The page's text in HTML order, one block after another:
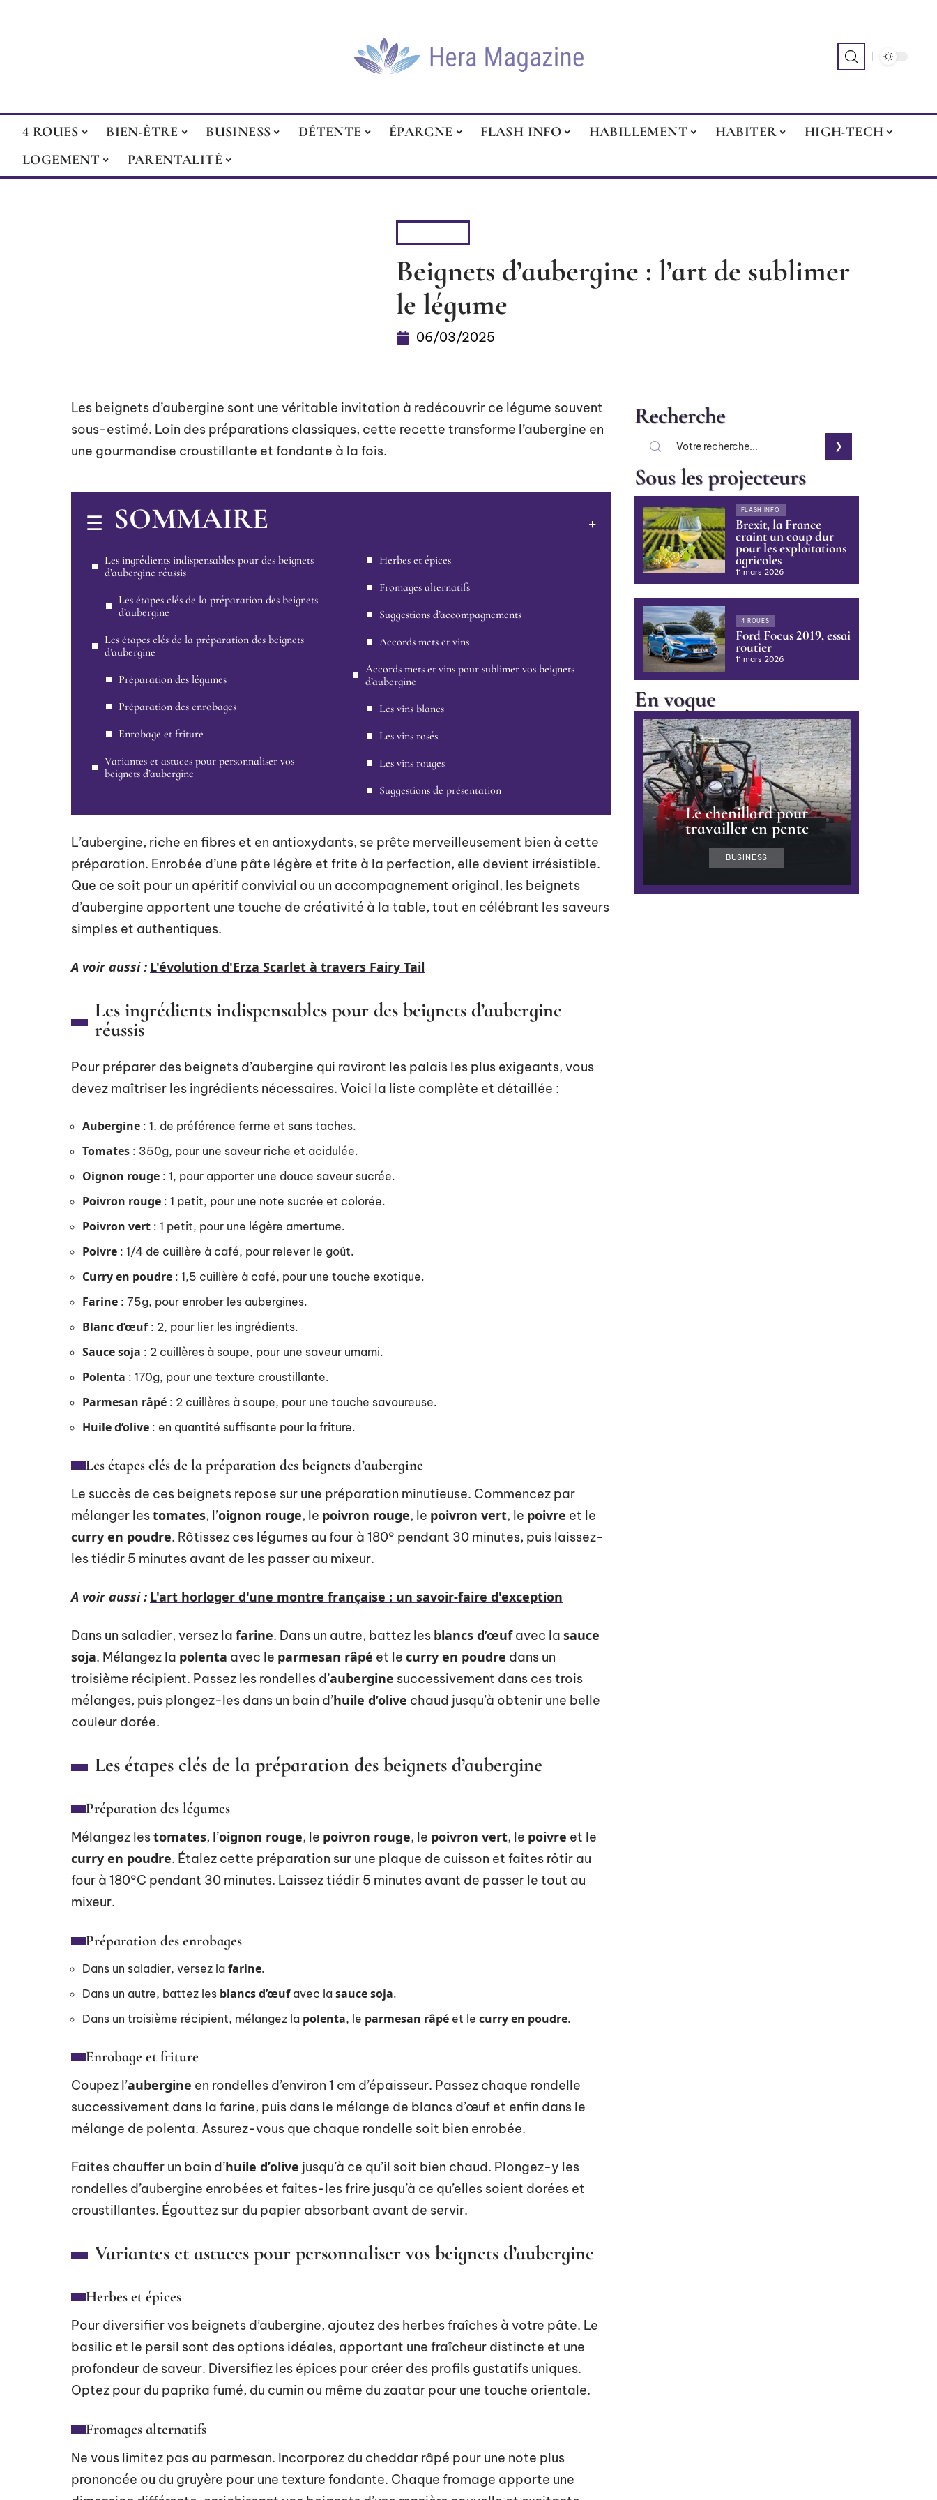
4 ROUES BIEN-ÊTRE BUSINESS DÉTENTE ÉPARGNE FLASH INFO HABILLEMENT HABITER
HIGH-TECH
LOGEMENT
PARENTALITÉ
Beignets d’aubergine : l’art de sublimer
le légume
06/03/2025
Les beignets d’aubergine sont une véritable invitation à redécouvrir ce légume souvent
sous-estimé. Loin des préparations classiques, cette recette transforme l’aubergine en
une gourmandise croustillante et fondante à la fois.
SOMMAIRE
Les ingrédients indispensables pour des beignets
d’aubergine réussis
Les étapes clés de la préparation des beignets
d’aubergine
Les étapes clés de la préparation des beignets
d’aubergine
Préparation des légumes
Préparation des enrobages
Enrobage et friture
Variantes et astuces pour personnaliser vos
beignets d’aubergine
Herbes et épices
Fromages alternatifs
Suggestions d’accompagnements
Accords mets et vins
Accords mets et vins pour sublimer vos beignets
d’aubergine
Les vins blancs
Les vins rosés
Les vins rouges
Suggestions de présentation
L’aubergine, riche en fibres et en antioxydants, se prête merveilleusement bien à cette
préparation. Enrobée d’une pâte légère et frite à la perfection, elle devient irrésistible.
Que ce soit pour un apéritif convivial ou un accompagnement original, les beignets
d’aubergine apportent une touche de créativité à la table, tout en célébrant les saveurs
simples et authentiques.
A voir aussi : L'évolution d'Erza Scarlet à travers Fairy Tail
Les ingrédients indispensables pour des beignets d’aubergine
réussis
Pour préparer des beignets d’aubergine qui raviront les palais les plus exigeants, vous
devez maîtriser les ingrédients nécessaires. Voici la liste complète et détaillée :
Aubergine : 1, de préférence ferme et sans taches.
Tomates : 350g, pour une saveur riche et acidulée.
Oignon rouge : 1, pour apporter une douce saveur sucrée.
Poivron rouge : 1 petit, pour une note sucrée et colorée.
Poivron vert : 1 petit, pour une légère amertume.
Poivre : 1/4 de cuillère à café, pour relever le goût.
Curry en poudre : 1,5 cuillère à café, pour une touche exotique.
Farine : 75g, pour enrober les aubergines.
Blanc d’œuf: 2, pour lier les ingrédients.
Sauce soja : 2 cuillères à soupe, pour une saveur umami.
Polenta : 170g, pour une texture croustillante.
Parmesan râpé : 2 cuillères à soupe, pour une touche savoureuse.
Huile d’olive : en quantité suffisante pour la friture.
Les étapes clés de la préparation des beignets d’aubergine
Le succès de ces beignets repose sur une préparation minutieuse. Commencez par
mélanger lestomates, l’oignon rouge, le poivron rouge, le poivron vert, le poivre et le
curry en poudre. Rôtissez ces légumes au four à 180° pendant 30 minutes, puis laissez-
les tiédir 5 minutes avant de les passer au mixeur.
A voir aussi : L'art horloger d'une montre française : un savoir-faire d'exception
Dans un saladier, versez la farine. Dans un autre, battez les blancs d’œufavec la sauce
soja. Mélangez la polenta avec le parmesan râpé et le curry en poudre dans un
troisième récipient. Passez les rondelles d’aubergine successivement dans ces trois
mélanges, puis plongez-les dans un bain d’huile d’olive chaud jusqu’à obtenir une belle
couleur dorée.
Les étapes clés de la préparation des beignets d’aubergine
Préparation des légumes
Mélangez lestomates, l’oignon rouge, le poivron rouge, le poivron vert, le poivre et le
curry en poudre. Étalez cette préparation sur une plaque de cuisson et faites rôtir au
four à 180°C pendant 30 minutes. Laissez tiédir 5 minutes avant de passer le tout au
mixeur.
Préparation des enrobages
Dans un saladier, versez la farine.
Dans un autre, battez les blancs d’œufavec la sauce soja.
Dans un troisième récipient, mélangez la polenta, le parmesan râpé et le curry en poudre.
Enrobage et friture
Coupez l’aubergine en rondelles d’environ 1 cm d’épaisseur. Passez chaque rondelle
successivement dans la farine, puis dans le mélange de blancs d’œuf et enfin dans le
mélange de polenta. Assurez-vous que chaque rondelle soit bien enrobée.
Faites chauffer un bain d’huile d’olive jusqu’à ce qu’il soit bien chaud. Plongez-y les
rondelles d’aubergine enrobées et faites-les frire jusqu’à ce qu’elles soient dorées et
croustillantes. Égouttez sur du papier absorbant avant de servir.
Variantes et astuces pour personnaliser vos beignets d’aubergine
Herbes et épices
Pour diversifier vos beignets d’aubergine, ajoutez des herbes fraîches à votre pâte. Le
basilic et le persil sont des options idéales, apportant une fraîcheur distincte et une
profondeur de saveur. Diversifiez les épices pour créer des profils gustatifs uniques.
Optez pour du paprika fumé, du cumin ou même du zaatar pour une touche orientale.
Fromages alternatifs
Ne vous limitez pas au parmesan. Incorporez du cheddar râpé pour une note plus
prononcée ou du gruyère pour une texture fondante. Chaque fromage apporte une
Recherche
Sous les projecteurs
FLASH INFO
Brexit, la France
craint un coup dur
pour les exploitations
agricoles
11 mars 2026
4 ROUES
Ford Focus 2019, essai
routier
11 mars 2026
En vogue
Le chenillard pour
travailler en pente
BUSINESS